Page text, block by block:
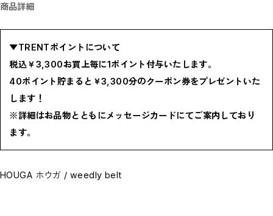
RESTOCK / 再入荷
PRE-ORDER / 先行予約
private
商品詳細
▼TRENTポイントについて
税込￥3,300お買上毎に1ポイント付与いたします。
40ポイント貯まると￥3,300分のクーポン券をプレゼントいた
します！
※詳細はお品物とともにメッセージカードにてご案内しており
ます。
HOUGA ホウガ / weedly belt